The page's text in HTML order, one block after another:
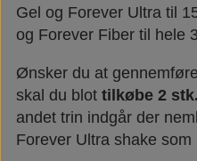
Gel og Forever Ultra til
og Forever Fiber til hele
Ønsker du at
skal du blot tilkøbe 2
andet trin indgår der
Forever Ultra shake som